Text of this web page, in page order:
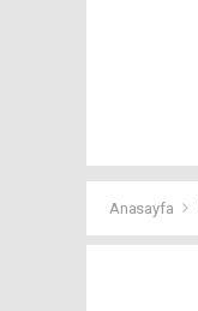
Anasayfa